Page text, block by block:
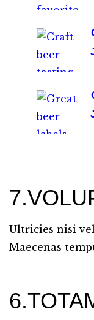
Ultricies nisi
Maecenas